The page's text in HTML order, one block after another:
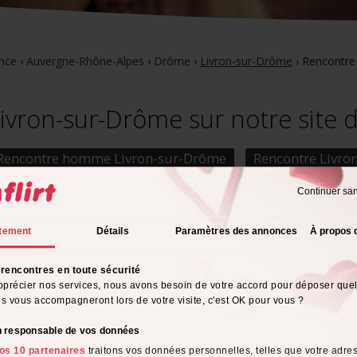
Continuer
Détails Paramètres des annonces À propos
en toute sécurité
nos services, nous avons besoin de votre accord pour déposer
vous accompagneront lors de votre visite, c'est OK pour vous ?
responsable de vos données
10 partenaires traitons vos données personnelles, telles que votre
› Auvergne-Rhône-Alpes › Drôme › Livron-sur-Drôme ›
sur-Drôme sur notre site
homme Livron-sur-Drôme Rencontre
58 ans
Drôme,
Matie,48 ans
Livron-sur-Drôme,
Livron-